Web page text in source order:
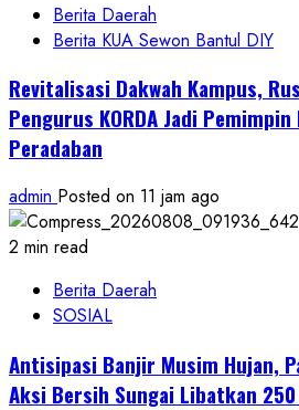
Berita Daerah
Berita KUA Sewon Bantul DIY
Revitalisasi Dakwah Kampus,
Pengurus KORDA Jadi
Peradaban
admin Posted on 11 jam ago
2 min read
Berita Daerah
SOSIAL
Antisipasi Banjir Musim Hujan,
Aksi Bersih Sungai Libatkan